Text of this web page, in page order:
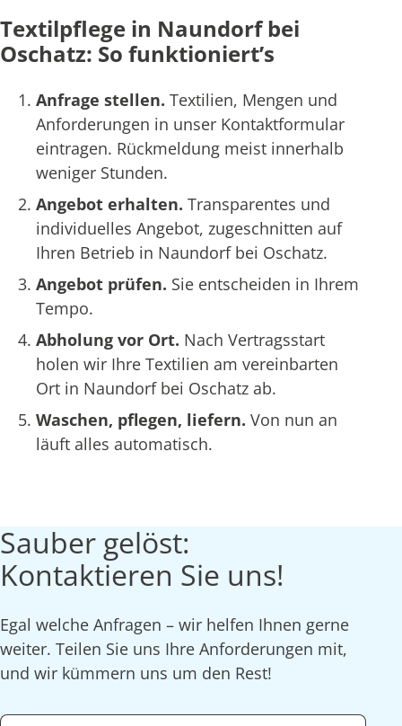
Textilpflege in Naundorf bei
Oschatz: So funktioniert’s
Anfrage stellen. Textilien, Mengen und
Anforderungen in unser Kontaktformular
eintragen. Rückmeldung meist innerhalb
weniger Stunden.
Angebot erhalten. Transparentes und
individuelles Angebot, zugeschnitten auf
Ihren Betrieb in Naundorf bei Oschatz.
Angebot prüfen. Sie entscheiden in Ihrem
Tempo.
Abholung vor Ort. Nach Vertragsstart
holen wir Ihre Textilien am vereinbarten
Ort in Naundorf bei Oschatz ab.
Waschen, pflegen, liefern. Von nun an
läuft alles automatisch.
Sauber gelöst:
Kontaktieren Sie uns!
Egal welche Anfragen – wir helfen Ihnen gerne
weiter. Teilen Sie uns Ihre Anforderungen mit,
und wir kümmern uns um den Rest!